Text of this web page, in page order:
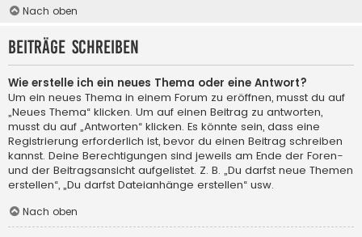
Nach oben
Beiträge schreiben
Wie erstelle ich ein neues Thema oder eine Antwort?
Um ein neues Thema in einem Forum zu eröffnen, musst du auf
„Neues Thema“ klicken. Um auf einen Beitrag zu antworten,
musst du auf „Antworten“ klicken. Es könnte sein, dass eine
Registrierung erforderlich ist, bevor du einen Beitrag schreiben
kannst. Deine Berechtigungen sind jeweils am Ende der Foren-
und der Beitragsansicht aufgelistet. Z. B. „Du darfst neue Themen
erstellen“, „Du darfst Dateianhänge erstellen“ usw.
Nach oben